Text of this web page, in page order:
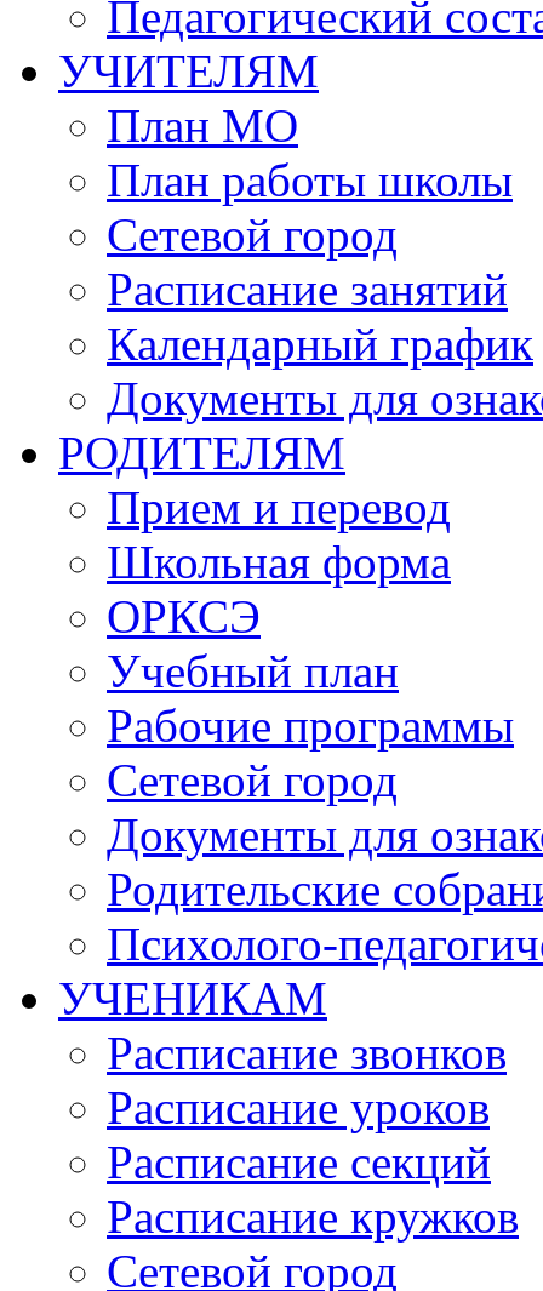
Педагогический
УЧИТЕЛЯМ
План МО
План работы школы
Сетевой город
Расписание занятий
Календарный график
Документы для
РОДИТЕЛЯМ
Прием и перевод
Школьная форма
ОРКСЭ
Учебный план
Рабочие программы
Сетевой город
Документы для
Родительские
Психолого-
УЧЕНИКАМ
Расписание звонков
Расписание уроков
Расписание секций
Расписание кружков
Сетевой город